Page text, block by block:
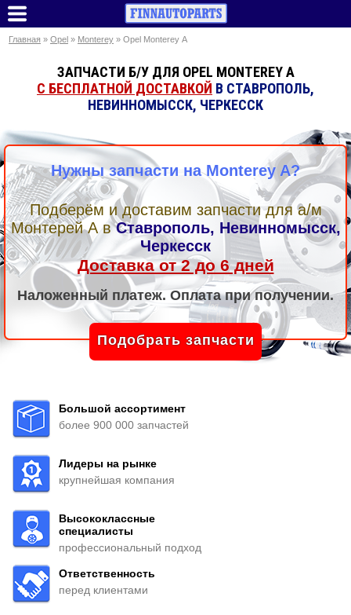
Главная » Opel » Monterey » Opel Monterey A
ЗАПЧАСТИ Б/У ДЛЯ OPEL MONTEREY A
С БЕСПЛАТНОЙ ДОСТАВКОЙ В СТАВРОПОЛЬ,
НЕВИННОМЫССК, ЧЕРКЕССК
Нужны запчасти на Monterey A?
Подберём и доставим запчасти для а/м
Монтерей АвСтаврополь, Невинномысск,
Черкесск
Доставка от 2 до 6 дней
Наложенный платеж. Оплата при получении.
Подобрать запчасти
Большой ассортимент
более 900 000 запчастей
Лидеры на рынке
крупнейшая компания
Высококлассные
специалисты
профессиональный подход
Ответственность
перед клиентами